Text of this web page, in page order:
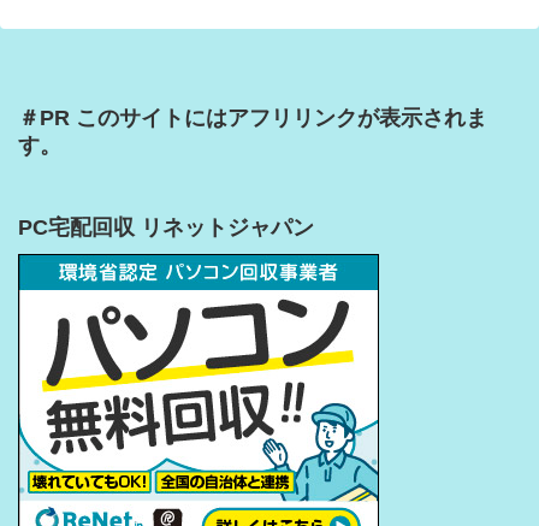
＃PR このサイトにはアフリリンクが表示されま
す。
PC宅配回収 リネットジャパン